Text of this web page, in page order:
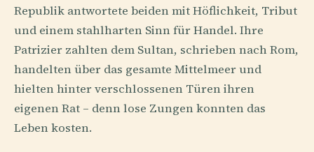
Republik antwortete beiden mit Höflichkeit, Tribut
und einem stahlharten Sinn für Handel. Ihre
Patrizier zahlten dem Sultan, schrieben nach Rom,
handelten über das gesamte Mittelmeer und
hielten hinter verschlossenen Türen ihren
eigenen Rat – denn lose Zungen konnten das
Leben kosten.